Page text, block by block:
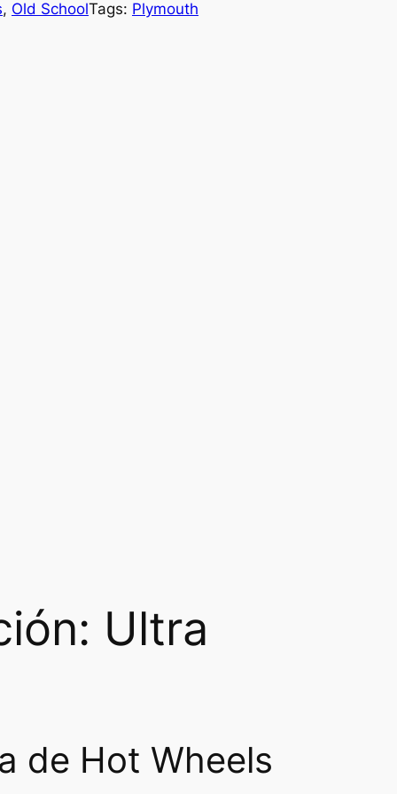
, Old SchoolTags: Plymouth
Ultra
de Hot Wheels